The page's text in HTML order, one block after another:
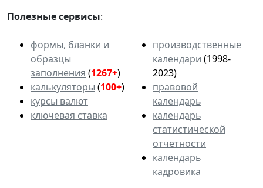
Полезные сервисы:
формы, бланки и
образцы
заполнения (1267+)
калькуляторы (100+)
курсы валют
ключевая ставка
производственные
календари (1998-
2023)
правовой
календарь
календарь
статистической
отчетности
календарь
кадровика